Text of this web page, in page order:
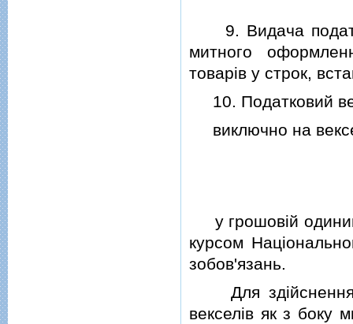
9. Видача
митного
товарiв у строк,
10. Податковий
виключно на
у грошовiй
курсом
зобов'язань.
Для здiйснення
векселiв як з боку